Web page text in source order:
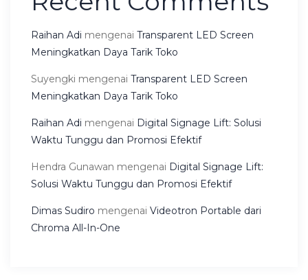
Raihan Adi mengenai Transparent LED Screen
Meningkatkan Daya Tarik Toko
Suyengki mengenai Transparent LED Screen
Meningkatkan Daya Tarik Toko
Raihan Adi mengenai Digital Signage Lift: Solusi
Waktu Tunggu dan Promosi Efektif
Hendra Gunawan mengenai Digital Signage Lift:
Solusi Waktu Tunggu dan Promosi Efektif
Dimas Sudiro mengenai Videotron Portable dari
Chroma All-In-One